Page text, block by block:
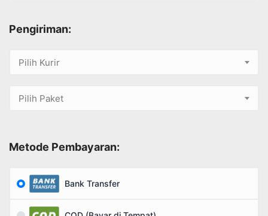
Pengiriman:
Pilih Kurir
Pilih Paket
Metode Pembayaran:
Bank Transfer